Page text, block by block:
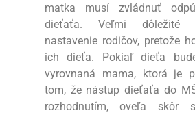
matka musí zvládnuť
dieťaťa. Veľmi dôležité
nastavenie rodičov, pretože
ich dieťa. Pokiaľ dieťa
vyrovnaná mama, ktorá je
tom, že nástup dieťaťa do
rozhodnutím, oveľa skôr